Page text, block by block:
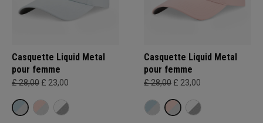
Casquette Liquid Metal
pour femme
£ 28,00 £ 23,00
Casquette Liquid Metal
pour femme
£ 28,00 £ 23,00